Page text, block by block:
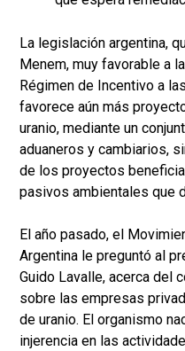
La legislación argentina,
Menem, muy favorable a
Régimen de Incentivo a
favorece aún más
uranio, mediante un
aduaneros y cambiarios,
de los proyectos
pasivos ambientales que
El año pasado, el
Argentina le preguntó al
Guido Lavalle, acerca del
sobre las empresas
de uranio. El organismo
injerencia en las